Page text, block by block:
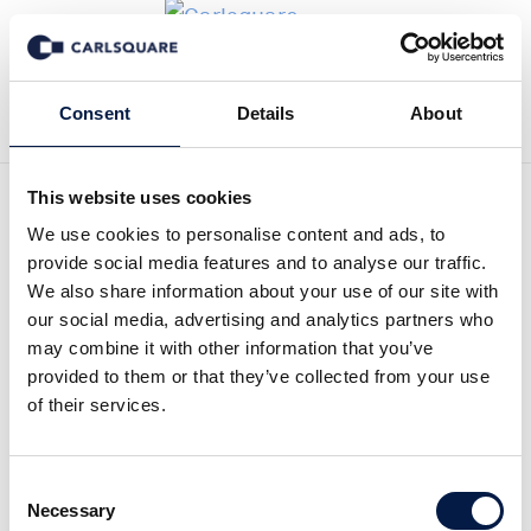
Consent Details About
This website uses cookies
We use cookies to personalise content and ads, to
provide social media features and to analyse our traffic.
We also share information about your use of our site with
our social media, advertising and analytics partners who
may combine it with other information that you’ve
provided to them or that they’ve collected from your use
of their services.
Selection
Necessary
Tillbaka till Nyheter
Preview SBB i Norden:
Fortsatt hög
transaktionsaktivitet
Läs hela Preview här: